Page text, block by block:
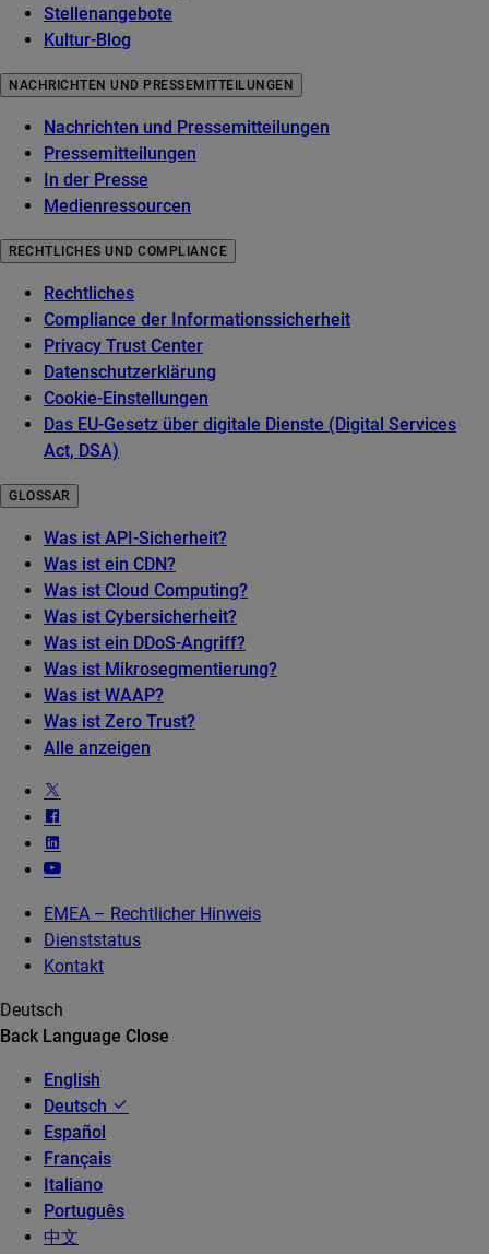
Stellenangebote
Kultur-Blog
NACHRICHTEN UND PRESSEMITTEILUNGEN
Nachrichten und Pressemitteilungen
Pressemitteilungen
In der Presse
Medienressourcen
RECHTLICHES UND COMPLIANCE
Rechtliches
Compliance der Informationssicherheit
Privacy Trust Center
Datenschutzerklärung
Cookie-Einstellungen
Das EU-Gesetz über digitale Dienste (Digital Services
Act, DSA)
GLOSSAR
Was ist API-Sicherheit?
Was ist ein CDN?
Was ist Cloud Computing?
Was ist Cybersicherheit?
Was ist ein DDoS-Angriff?
Was ist Mikrosegmentierung?
Was ist WAAP?
Was ist Zero Trust?
Alle anzeigen
EMEA – Rechtlicher Hinweis
Dienststatus
Kontakt
Deutsch
Back Language Close
English
Deutsch
Español
Français
Italiano
Português
中文